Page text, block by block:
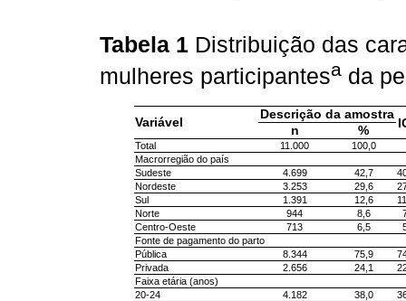
Tabela 1 Distribuição das
mulheres participantesa da
Variável
Descrição da amostra
n %
Total 11.000
100,0
Macrorregião do país
Sudeste
4.699 42,7
Nordeste
3.253 29,6
Sul
1.391 12,6
Norte
944 8,6
Centro-Oeste
713 6,5
Fonte de pagamento do parto
Pública
8.344 75,9
Privada
2.656 24,1
Faixa etária (anos)
20-24
4.182 38,0